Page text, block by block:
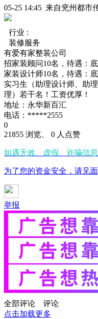
05-25 14:45 来自兖州都市
行业 :
装修服务
有爱有家整装公司
招家装顾问10名，待遇：底
家装设计师10名，待遇：底
实习生（助理设计师、助
理）若干名！工资优厚！
地址：永华新百汇
电话：*****2555
0
21855 浏览、 0 人点赞
如遇无效、虚假、诈骗信
为了您的资金安全，请见
举报
全部评论
评论
点击加载更多